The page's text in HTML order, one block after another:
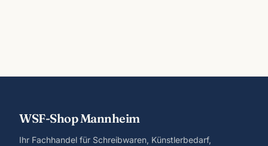
WSF-Shop Mannheim
Ihr Fachhandel für Schreibwaren, Künstlerbedarf,